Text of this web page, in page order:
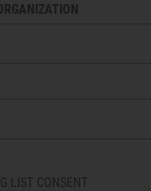
LIST CONSENT